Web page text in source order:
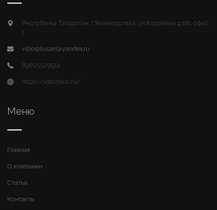
Республика Татарстан, г.Зеленодольск, ул.Королева д.11Б, офис
1
viborpluszel@yandex.ru
89625529551
https://viborplus.ru/
Меню
Главная
О компании
Статьи
Контакты